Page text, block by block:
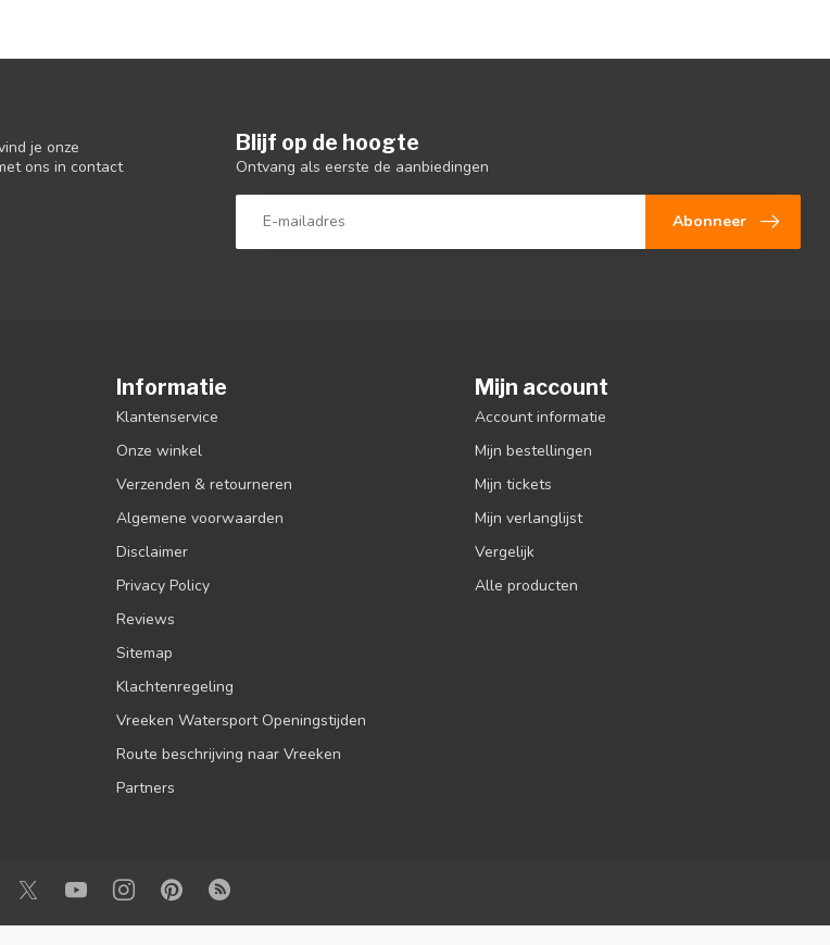
je onze
ons in contact
Blijf op de hoogte
Ontvang als eerste de aanbiedingen
Abonneer
Informatie
Klantenservice
Onze winkel
Verzenden & retourneren
Algemene voorwaarden
Disclaimer
Privacy Policy
Reviews
Sitemap
Klachtenregeling
Vreeken Watersport Openingstijden
Route beschrijving naar Vreeken
Partners
Mijn account
Account informatie
Mijn bestellingen
Mijn tickets
Mijn verlanglijst
Vergelijk
Alle producten